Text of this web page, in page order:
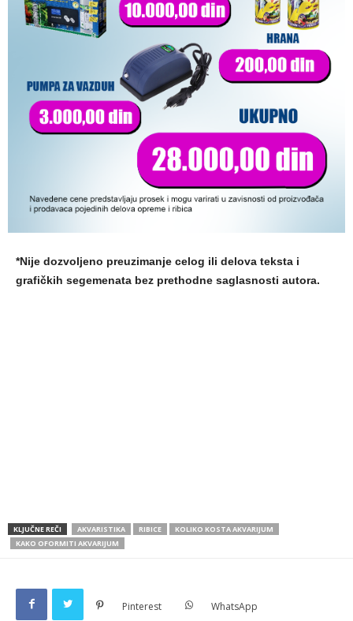
*Nije dozvoljeno preuzimanje celog ili delova teksta i
grafičkih segemenata bez prethodne saglasnosti autora.
KLJUČNE REČI AKVARISTIKA RIBICE
KOLIKO KOSTA AKVARIJUM
KAKO OFORMITI AKVARIJUM
Pinterest WhatsApp